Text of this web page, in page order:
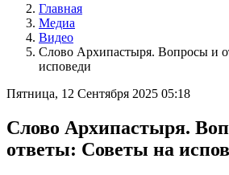
Главная
Медиа
Видео
Слово Архипастыря. Вопросы и
исповеди
Пятница, 12 Сентября 2025 05:18
Слово Архипастыря.
ответы: Советы на